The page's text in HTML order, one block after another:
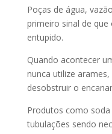
Poças de água,
primeiro sinal de
entupido.
Quando acontecer
nunca utilize
desobstruir o
Produtos como
tubulações sendo